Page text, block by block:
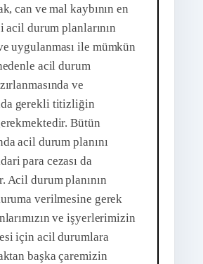
can ve mal kaybının en
acil durum planlarının
uygulanması ile mümkün
acil durum
ve
gerekli titizliğin
Bütün
acil durum planını
para cezası da
Acil durum planının
verilmesine gerek
ve işyerlerimizin
için acil durumlara
başka çaremizin